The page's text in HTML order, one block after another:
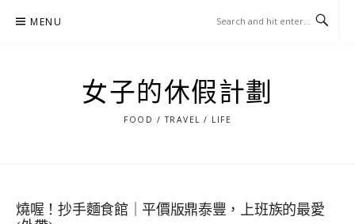
MENU
女子的休假計劃
FOOD / TRAVEL / LIFE
燒喔！抄手麵食館｜平價版鼎泰豐，上班族的最愛